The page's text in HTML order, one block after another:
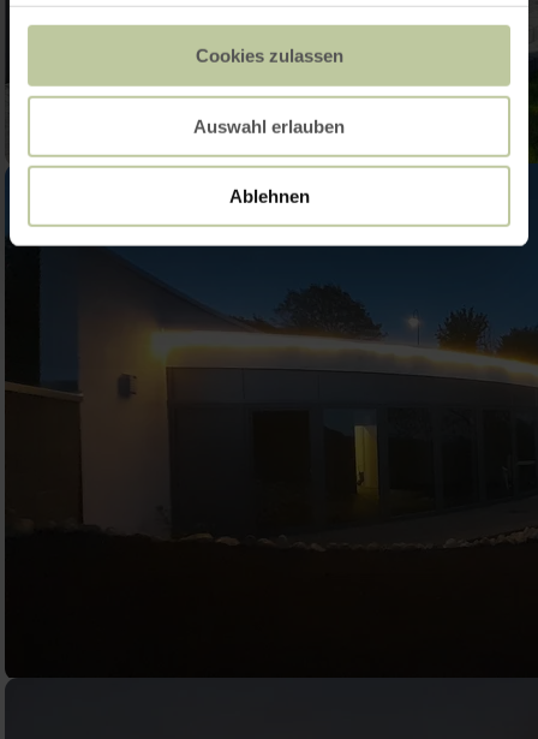
Cookies zulassen
Auswahl erlauben
Ablehnen